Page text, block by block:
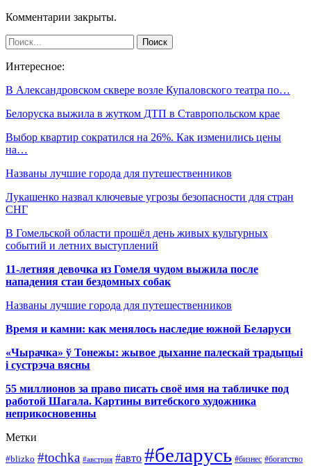
Комментарии закрыты.
Интересное:
В Александровском сквере возле Купаловского театра по…
Белоруска выжила в жутком ДТП в Ставропольском крае
Выбор квартир сократился на 26%. Как изменились цены
на…
Названы лучшие города для путешественников
Лукашенко назвал ключевые угрозы безопасности для стран
СНГ
В Гомельской области прошёл день живых культурных
событий и летних выступлений
11-летняя девочка из Гомеля чудом выжила после
нападения стаи бездомных собак
Названы лучшие города для путешественников
Время и камни: как менялось наследие южной Беларуси
«Чырачка» ў Тонежы: жывое дыханне палескай традыцыі
і сустрэча вясны
55 миллионов за право писать своё имя на табличке под
работой Шагала. Картины витебского художника
неприкосновенны
Метки
#blizko #tochka #австрия #авто #беларусь #бизнес #богатство